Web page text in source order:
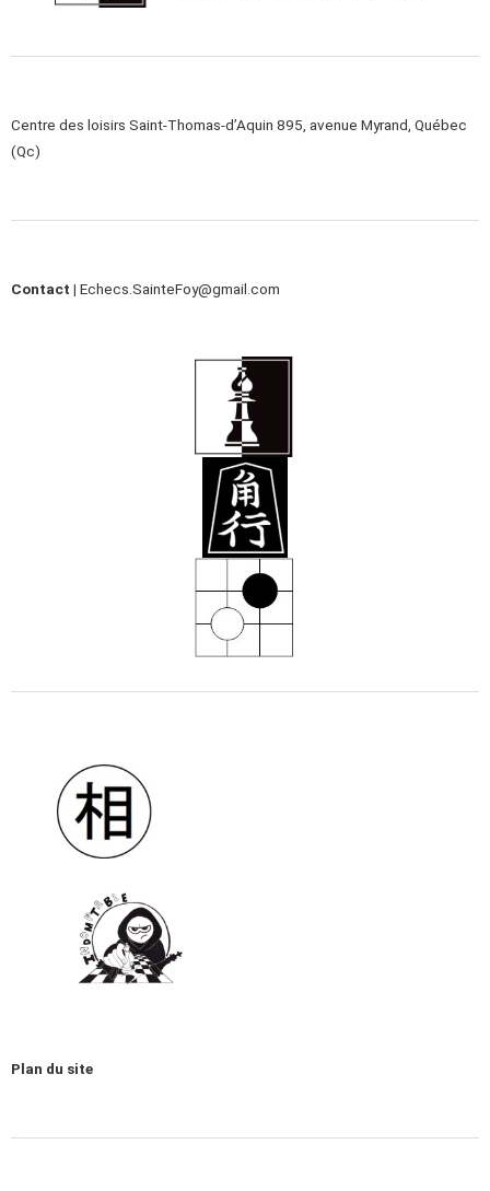
Centre des loisirs Saint-Thomas-d’Aquin 895, avenue Myrand, Québec
(Qc)
Contact | Echecs.SainteFoy@gmail.com
Plan du site